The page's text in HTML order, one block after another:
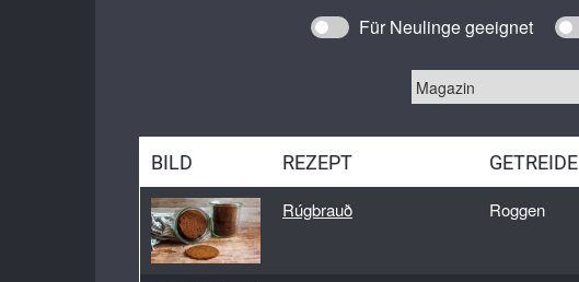
Lichtkornroggen
Lupinen
Für Neulinge geeignet
BILD REZEPT GETREIDE
Rúgbrauð Roggen